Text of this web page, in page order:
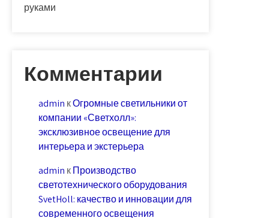
руками
Комментарии
admin кОгромные светильники от
компании «Светхолл»:
эксклюзивное освещение для
интерьера и экстерьера
admin кПроизводство
светотехнического оборудования
SvetHoll: качество и инновации для
современного освещения